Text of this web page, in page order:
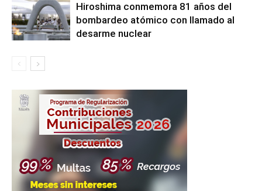
Hiroshima conmemora 81 años del
bombardeo atómico con llamado al
desarme nuclear